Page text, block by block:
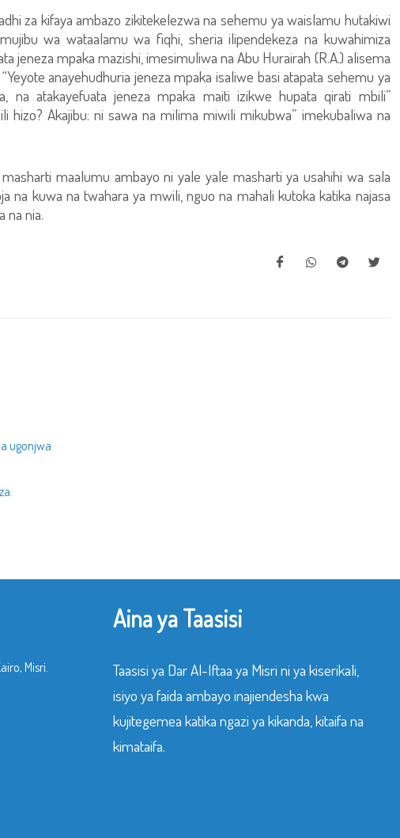
za kifaya ambazo zikitekelezwa na sehemu ya waislamu hutakiwi
wa wataalamu wa fiqhi, sheria ilipendekeza na kuwahimiza
jeneza mpaka mazishi, imesimuliwa na Abu Hurairah (R.A.) alisema
anayehudhuria jeneza mpaka isaliwe basi atapata sehemu ya
na atakayefuata jeneza mpaka maiti izikwe hupata qirati mbili”
hizo? Akajibu: ni sawa na milima miwili mikubwa” imekubaliwa na
maalumu ambayo ni yale yale masharti ya usahihi wa sala
na kuwa na twahara ya mwili, nguo na mahali kutoka katika najasa
na nia.
ugonjwa
Misri.
Aina ya Taasisi
Taasisi ya Dar Al-Iftaa ya Misri ni ya kiserikali,
isiyo ya faida ambayo inajiendesha kwa
kujitegemea katika ngazi ya kikanda, kitaifa na
kimataifa.